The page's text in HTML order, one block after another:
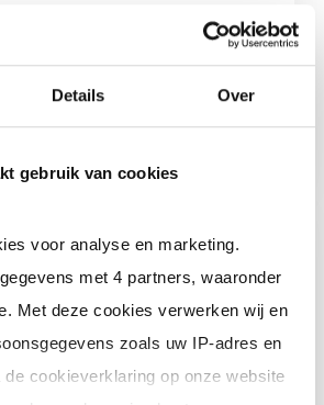
Details Over
gebruik van cookies
voor analyse en marketing.
met 4 partners, waaronder
Met deze cookies verwerken wij en
zoals uw IP-adres en
de cookieverklaring op onze website
als een professional
de slag gaat.
een interim,
of ZZP
(of ik wil in
je in door jouw cv te